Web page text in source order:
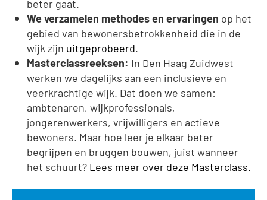
beter gaat.
We verzamelen methodes en ervaringen op het
gebied van bewonersbetrokkenheid die in de
wijk zijn uitgeprobeerd.
Masterclassreeksen: In Den Haag Zuidwest
werken we dagelijks aan een inclusieve en
veerkrachtige wijk. Dat doen we samen:
ambtenaren, wijkprofessionals,
jongerenwerkers, vrijwilligers en actieve
bewoners. Maar hoe leer je elkaar beter
begrijpen en bruggen bouwen, juist wanneer
het schuurt? Lees meer over deze Masterclass.